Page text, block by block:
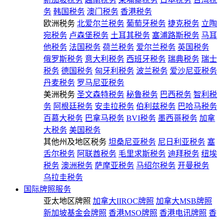
务 韩国税务 澳门税务 香港税务
欧洲税务 北爱尔兰税务 葡萄牙税务 捷克税务 立陶
宛税务 卢森堡税务 土耳其税务 塞浦路斯税务 马耳
他税务 法国税务 荷兰税务 爱尔兰税务 英国税务
俄罗斯税务 意大利税务 西班牙税务 瑞典税务 瑞士
税务 德国税务 匈牙利税务 波兰税务 爱沙尼亚税务
丹麦税务 罗马尼亚税务
美洲税务 圣文森特税务 秘鲁税务 巴西税务 智利税
务 阿根廷税务 安圭拉税务 伯利兹税务 巴哈马税务
百慕大税务 巴拿马税务 BVI税务 墨西哥税务 加拿
大税务 美国税务
其他州及地区税务 坦桑尼亚税务 尼日利亚税务 塞
舌尔税务 阿联酋税务 毛里求斯税务 迪拜税务 纽埃
税务 澳洲税务 萨摩亚税务 马绍尔税务 开曼税务
乌拉圭税务
国际牌照服务
亚太地区牌照 加拿大IIROC牌照 加拿大MSB牌照
新加坡基金会牌照 香港MSO牌照 香港电讯牌照 香